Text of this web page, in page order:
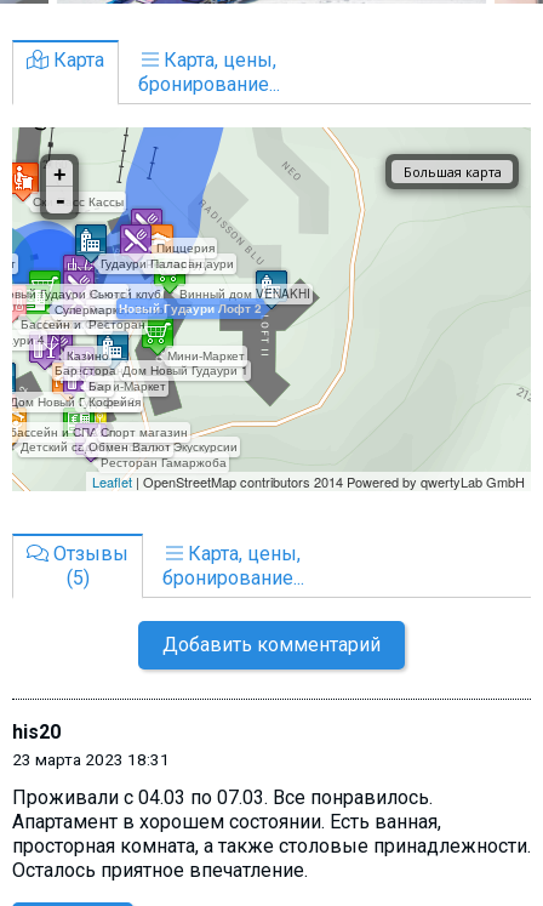
Карта
Карта, цены,
бронирование...
Отзывы
(5)
Карта, цены,
бронирование...
Добавить комментарий
his20
23 марта 2023 18:31
Проживали с 04.03 по 07.03. Все понравилось.
Апартамент в хорошем состоянии. Есть ванная,
просторная комната, а также столовые принадлежности.
Осталось приятное впечатление.